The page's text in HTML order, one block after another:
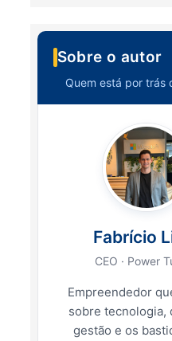
Sobre o autor
Quem está por trás
Fabrício
CEO · Power
Empreendedor
sobre tecnologia,
gestão e os